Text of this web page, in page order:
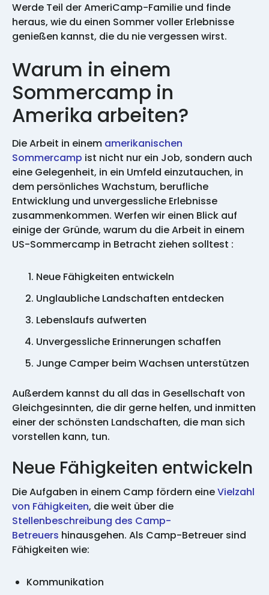
Werde Teil der AmeriCamp-Familie und finde
heraus, wie du einen Sommer voller Erlebnisse
genießen kannst, die du nie vergessen wirst.
Warum in einem
Sommercamp in
Amerika arbeiten?
Die Arbeit in einem amerikanischen
Sommercamp ist nicht nur ein Job, sondern auch
eine Gelegenheit, in ein Umfeld einzutauchen, in
dem persönliches Wachstum, berufliche
Entwicklung und unvergessliche Erlebnisse
zusammenkommen. Werfen wir einen Blick auf
einige der Gründe, warum du die Arbeit in einem
US-Sommercamp in Betracht ziehen solltest :
Neue Fähigkeiten entwickeln
Unglaubliche Landschaften entdecken
Lebenslaufs aufwerten
Unvergessliche Erinnerungen schaffen
Junge Camper beim Wachsen unterstützen
Außerdem kannst du all das in Gesellschaft von
Gleichgesinnten, die dir gerne helfen, und inmitten
einer der schönsten Landschaften, die man sich
vorstellen kann, tun.
Neue Fähigkeiten entwickeln
Die Aufgaben in einem Camp fördern eineVielzahl
von Fähigkeiten, die weit über die
Stellenbeschreibung des Camp-
Betreuers hinausgehen. Als Camp-Betreuer sind
Fähigkeiten wie:
Kommunikation